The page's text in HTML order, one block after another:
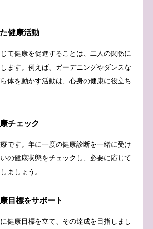
健康活動
て健康を促進することは、二人の関係に
ます。例えば、ガーデニングやダンスな
体を動かす活動は、心身の健康に役立ち
チェック
です。年に一度の健康診断を一緒に受け
の健康状態をチェックし、必要に応じて
ましょう。
目標をサポート
健康目標を立て、その達成を目指しまし